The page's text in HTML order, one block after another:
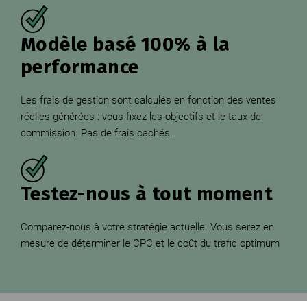
Modèle basé 100% à la
performance
Les frais de gestion sont calculés en fonction des ventes
réelles générées : vous fixez les objectifs et le taux de
commission. Pas de frais cachés.
Testez-nous à tout moment
Comparez-nous à votre stratégie actuelle. Vous serez en
mesure de déterminer le CPC et le coût du trafic optimum